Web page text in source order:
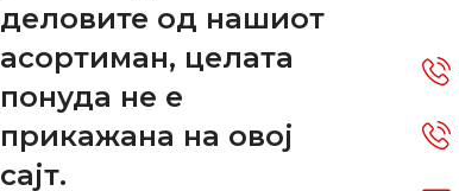
деловите од нашиот
асортиман, целата
понуда не е
прикажана на овој
сајт.